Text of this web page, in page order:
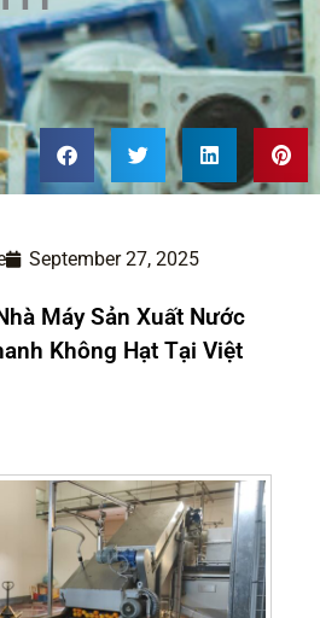
September 27, 2025
Máy Sản Xuất Nước
Không Hạt Tại Việt